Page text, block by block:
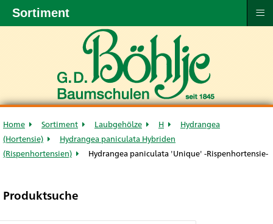
Home Sortiment Laubgehölze H
Hydrangea
(Hortensie)
Hydrangea paniculata Hybriden
(Rispenhortensien)
Hydrangea paniculata 'Unique' -Rispenhortensie-
Produktsuche
Sortiment ≡